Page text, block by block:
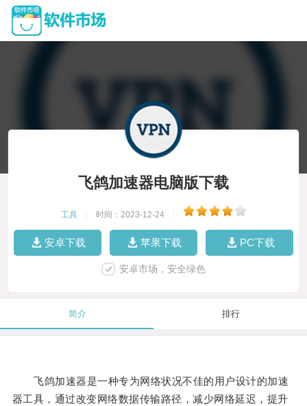
飞鸽加速器电脑版下载
工具 时间：2023-12-24
安卓下载 苹果下载 PC下载
安卓市场，安全绿色
简介 排行
飞鸽加速器是一种专为网络状况不佳的用户设计的加速
器工具，通过改变网络数据传输路径，减少网络延迟，提升